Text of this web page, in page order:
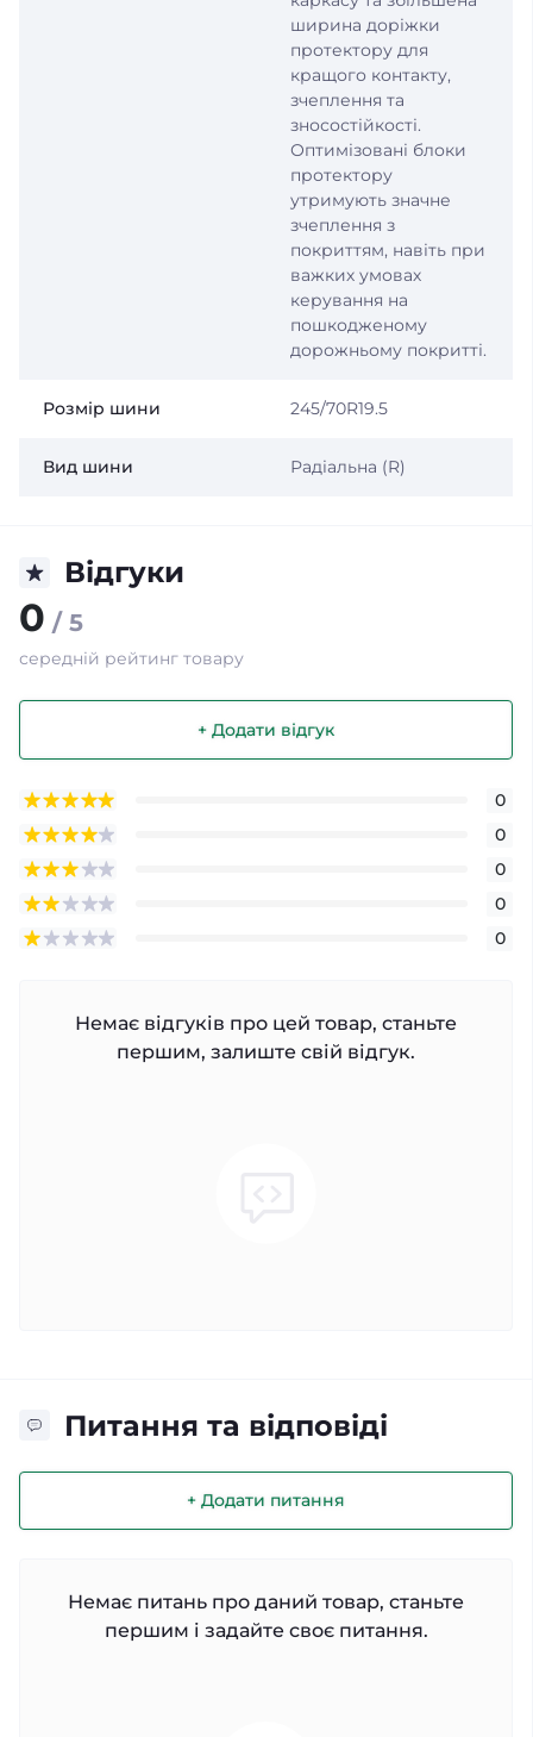
ширина доріжки
протектору для
кращого контакту,
зчеплення та
зносостійкості.
Оптимізовані блоки
протектору
утримують значне
зчеплення з
покриттям, навіть при
важких умовах
керування на
пошкодженому
дорожньому покритті.
Розмір шини 245/70R19.5
Вид шини Радіальна (R)
Відгуки
0 / 5
середній рейтинг товару
+ Додати відгук
0
0
0
0
0
Немає відгуків про цей товар, станьте
першим, залиште свій відгук.
Питання та відповіді
+ Додати питання
Немає питань про даний товар, станьте
першим і задайте своє питання.